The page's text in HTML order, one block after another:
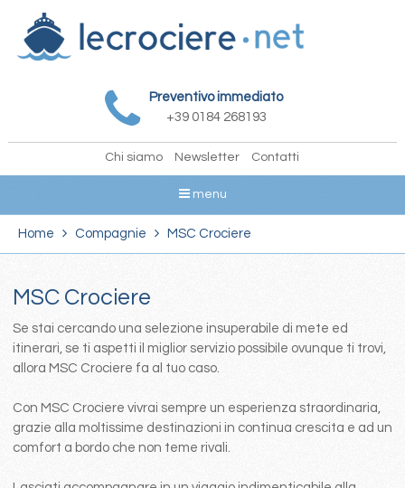
Preventivo immediato
+39 0184 268193
Chi siamo Newsletter Contatti
menu
Home Compagnie MSC Crociere
MSC Crociere
Se stai cercando una selezione insuperabile di mete ed
itinerari, se ti aspetti il miglior servizio possibile ovunque ti trovi,
allora MSC Crociere fa al tuo caso.
Con MSC Crociere vivrai sempre un esperienza straordinaria,
grazie alla moltissime destinazioni in continua crescita e ad un
comfort a bordo che non teme rivali.